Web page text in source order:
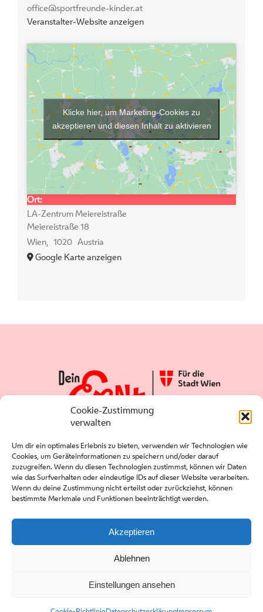
Cookie-Zustimmung
verwalten
Um dir ein optimales Erlebnis zu bieten, verwenden wir Technologien wie
Cookies, um Geräteinformationen zu speichern und/oder darauf
zuzugreifen. Wenn du diesen Technologien zustimmst, können wir Daten
wie das Surfverhalten oder eindeutige IDs auf dieser Website verarbeiten.
Wenn du deine Zustimmung nicht erteilst oder zurückziehst, können
bestimmte Merkmale und Funktionen beeinträchtigt werden.
Akzeptieren
Ablehnen
Einstellungen ansehen
office@sportfreunde-kinder.at
Veranstalter-Website anzeigen
Ort:
LA-Zentrum Meiereistraße
Meiereistraße 18
Wien, 1020 Austria
Google Karte anzeigen
Klicke hier, um Marketing-Cookies zu
akzeptieren und diesen Inhalt zu aktivieren
Kontakt
Downloads